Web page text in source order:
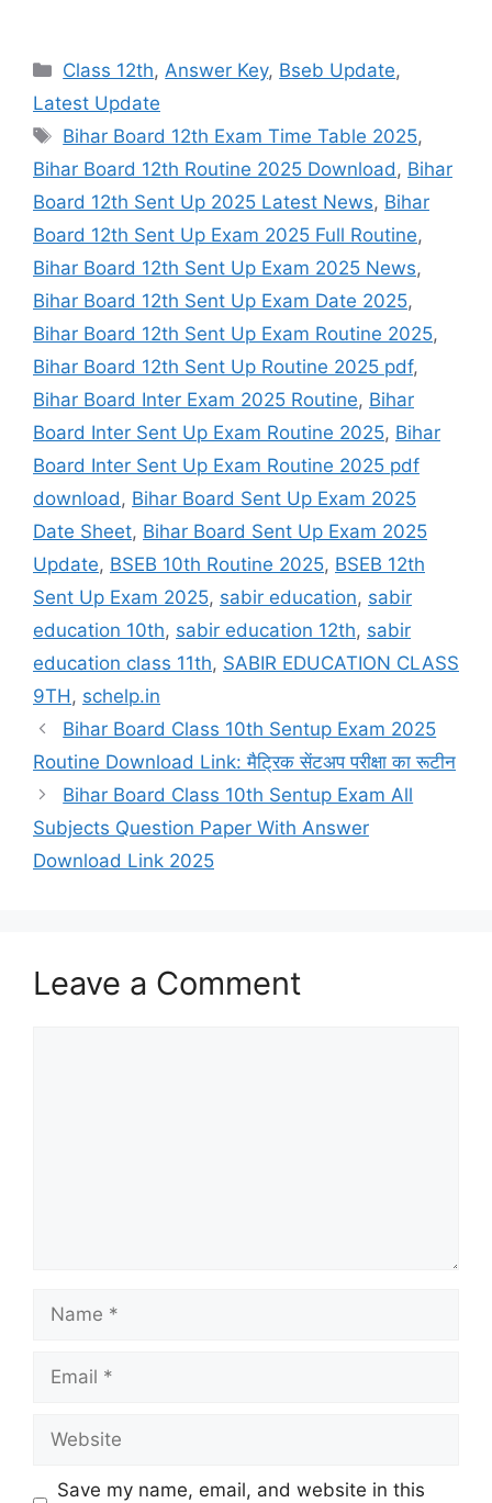
Categories
Class 12th,Answer Key, Bseb Update,
Latest Update
Tags
Bihar Board 12th Exam Time Table 2025,
Bihar Board 12th Routine 2025 Download, Bihar
Board 12th Sent Up 2025 Latest News, Bihar
Board 12th Sent Up Exam 2025 Full Routine,
Bihar Board 12th Sent Up Exam 2025 News,
Bihar Board 12th Sent Up Exam Date 2025,
Bihar Board 12th Sent Up Exam Routine 2025,
Bihar Board 12th Sent Up Routine 2025 pdf,
Bihar Board Inter Exam 2025 Routine, Bihar
Board Inter Sent Up Exam Routine 2025, Bihar
Board Inter Sent Up Exam Routine 2025 pdf
download, Bihar Board Sent Up Exam 2025
Date Sheet, Bihar Board Sent Up Exam 2025
Update, BSEB 10th Routine 2025, BSEB 12th
Sent Up Exam 2025, sabir education, sabir
education 10th, sabir education 12th, sabir
education class 11th, SABIR EDUCATION CLASS
9TH, schelp.in
Bihar Board Class 10th Sentup Exam 2025
Routine Download Link: मैट्रिक सेंटअप परीक्षा का रूटीन
Bihar Board Class 10th Sentup Exam All
Subjects Question Paper With Answer
Download Link 2025
Leave a Comment
Name
Email
Website
Save my name, email, and website in this